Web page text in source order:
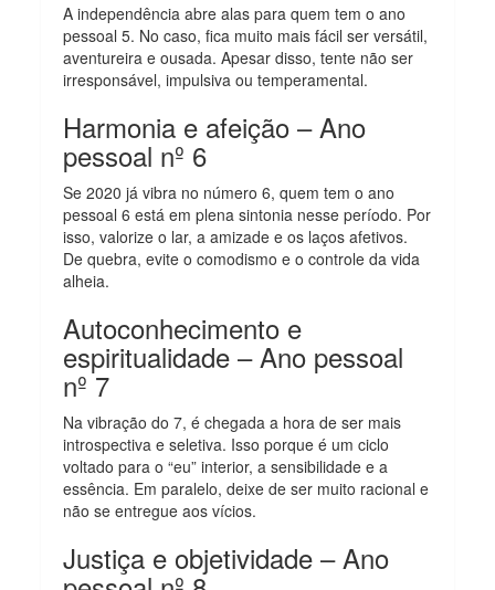
A independência abre alas para quem tem o ano
pessoal 5. No caso, fica muito mais fácil ser versátil,
aventureira e ousada. Apesar disso, tente não ser
irresponsável, impulsiva ou temperamental.
Harmonia e afeição – Ano
pessoal nº 6
Se 2020 já vibra no número 6, quem tem o ano
pessoal 6 está em plena sintonia nesse período. Por
isso, valorize o lar, a amizade e os laços afetivos.
De quebra, evite o comodismo e o controle da vida
alheia.
Autoconhecimento e
espiritualidade – Ano pessoal
nº 7
Na vibração do 7, é chegada a hora de ser mais
introspectiva e seletiva. Isso porque é um ciclo
voltado para o “eu” interior, a sensibilidade e a
essência. Em paralelo, deixe de ser muito racional e
não se entregue aos vícios.
Justiça e objetividade – Ano